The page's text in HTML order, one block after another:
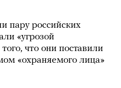
пару российских
«угрозой
что они поставили
«охраняемого лица»